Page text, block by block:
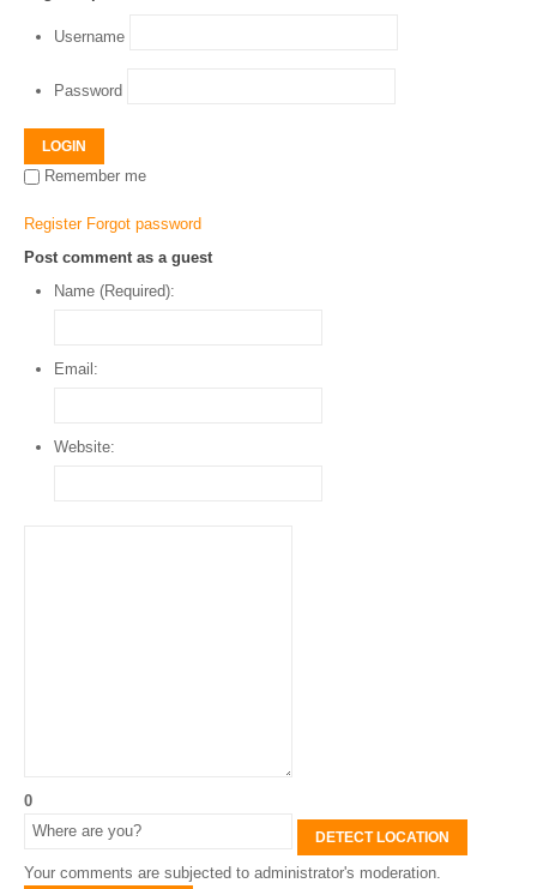
Username
Password
LOGIN
Remember me
Register Forgot password
Post comment as a guest
Name (Required):
Email:
Website:
0
DETECT LOCATION
Your comments are subjected to administrator's moderation.